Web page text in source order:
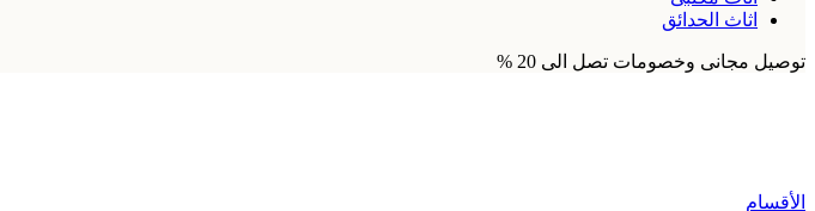
اثاث الحدائق
توصيل مجانى وخصومات تصل الى 20 %
الأقسام